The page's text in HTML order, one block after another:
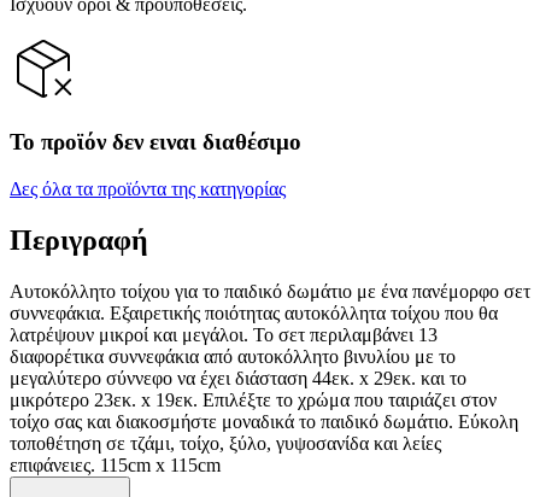
Το προϊόν δεν ειναι διαθέσιμο
Δες όλα τα προϊόντα της κατηγορίας
Περιγραφή
Αυτοκόλλητο τοίχου για το παιδικό δωμάτιο με ένα πανέμορφο σετ
συννεφάκια. Εξαιρετικής ποιότητας αυτοκόλλητα τοίχου που θα
λατρέψουν μικροί και μεγάλοι. Το σετ περιλαμβάνει 13
διαφορέτικα συννεφάκια από αυτοκόλλητο βινυλίου με το
μεγαλύτερο σύννεφο να έχει διάσταση 44εκ. x 29εκ. και το
μικρότερο 23εκ. x 19εκ. Επιλέξτε το χρώμα που ταιριάζει στον
τοίχο σας και διακοσμήστε μοναδικά το παιδικό δωμάτιο. Εύκολη
τοποθέτηση σε τζάμι, τοίχο, ξύλο, γυψοσανίδα και λείες
επιφάνειες. 115cm x 115cm